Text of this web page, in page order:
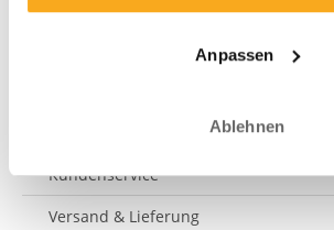
Anpassen
Ablehnen
Eine Nachricht
Kundenservice
Versand & Lieferung